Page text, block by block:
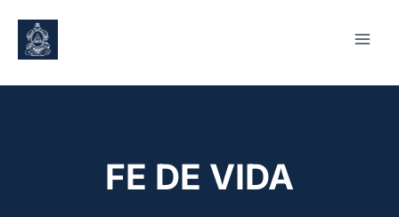
FE DE VIDA